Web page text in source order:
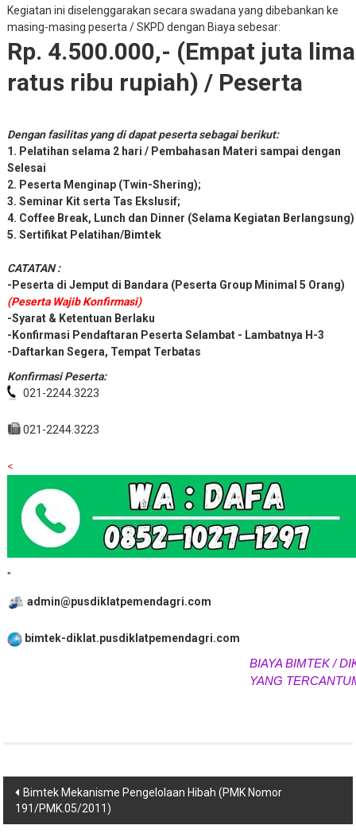
Kegiatan ini diselenggarakan secara swadana yang dibebankan ke
masing-masing peserta / SKPD dengan Biaya sebesar:
Rp. 4.500.000,- (Empat juta lima
ratus ribu rupiah) / Peserta
Dengan fasilitas yang di dapat peserta sebagai berikut:
1. Pelatihan selama 2 hari / Pembahasan Materi sampai dengan
Selesai
2. Peserta Menginap (Twin-Shering);
3. Seminar Kit serta Tas Ekslusif;
4. Coffee Break, Lunch dan Dinner (Selama Kegiatan Berlangsung)
5. Sertifikat Pelatihan/Bimtek
CATATAN :
-Peserta di Jemput di Bandara (Peserta Group Minimal 5 Orang)
(Peserta Wajib Konfirmasi)
-Syarat & Ketentuan Berlaku
-Konfirmasi Pendaftaran Peserta Selambat - Lambatnya H-3
-Daftarkan Segera, Tempat Terbatas
Konfirmasi Peserta:
021-2244.3223
021-2244.3223
<
"
admin@pusdiklatpemendagri.com
bimtek-diklat.pusdiklatpemendagri.com
BIAYA BIMTEK /
YANG
Navigasi
pos
Bimtek Mekanisme Pengelolaan Hibah (PMK Nomor
191/PMK.05/2011)